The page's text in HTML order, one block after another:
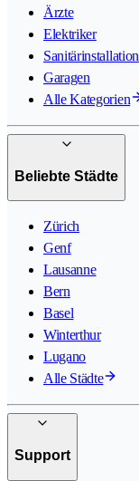
Ärzte
Elektriker
Sanitärinstallation
Garagen
Alle Kategorien
Beliebte Städte
Zürich
Genf
Lausanne
Bern
Basel
Winterthur
Lugano
Alle Städte
Support